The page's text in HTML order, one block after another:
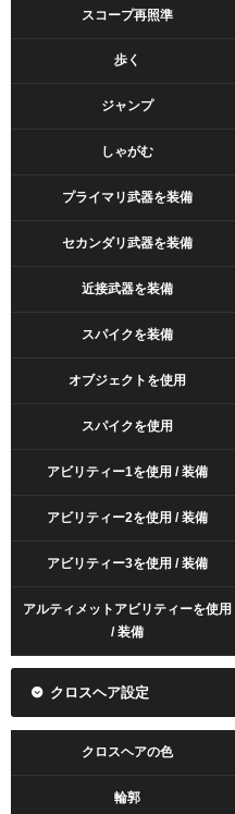
スコープ再照準
歩く
ジャンプ
しゃがむ
プライマリ武器を装備
セカンダリ武器を装備
近接武器を装備
スパイクを装備
オブジェクトを使用
スパイクを使用
アビリティー1を使用 / 装備
アビリティー2を使用 / 装備
アビリティー3を使用 / 装備
アルティメットアビリティーを使用
/ 装備
クロスヘア設定
クロスヘアの色
輪郭